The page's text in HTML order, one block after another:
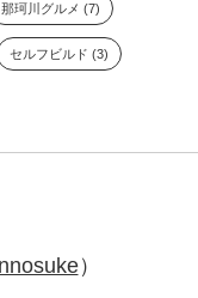
那珂川グルメ (7)
セルフビルド (3)
）